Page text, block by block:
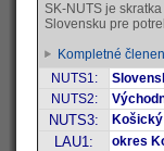
SK-NUTS je
Slovensku pre
Kompletné
NUTS1:
NUTS2:
NUTS3:
LAU1: okres